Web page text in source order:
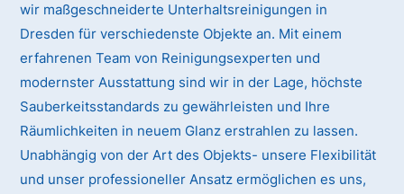
wir maßgeschneiderte Unterhaltsreinigungen in
Dresden für verschiedenste Objekte an. Mit einem
erfahrenen Team von Reinigungsexperten und
modernster Ausstattung sind wir in der Lage, höchste
Sauberkeitsstandards zu gewährleisten und Ihre
Räumlichkeiten in neuem Glanz erstrahlen zu lassen.
Unabhängig von der Art des Objekts- unsere Flexibilität
und unser professioneller Ansatz ermöglichen es uns,